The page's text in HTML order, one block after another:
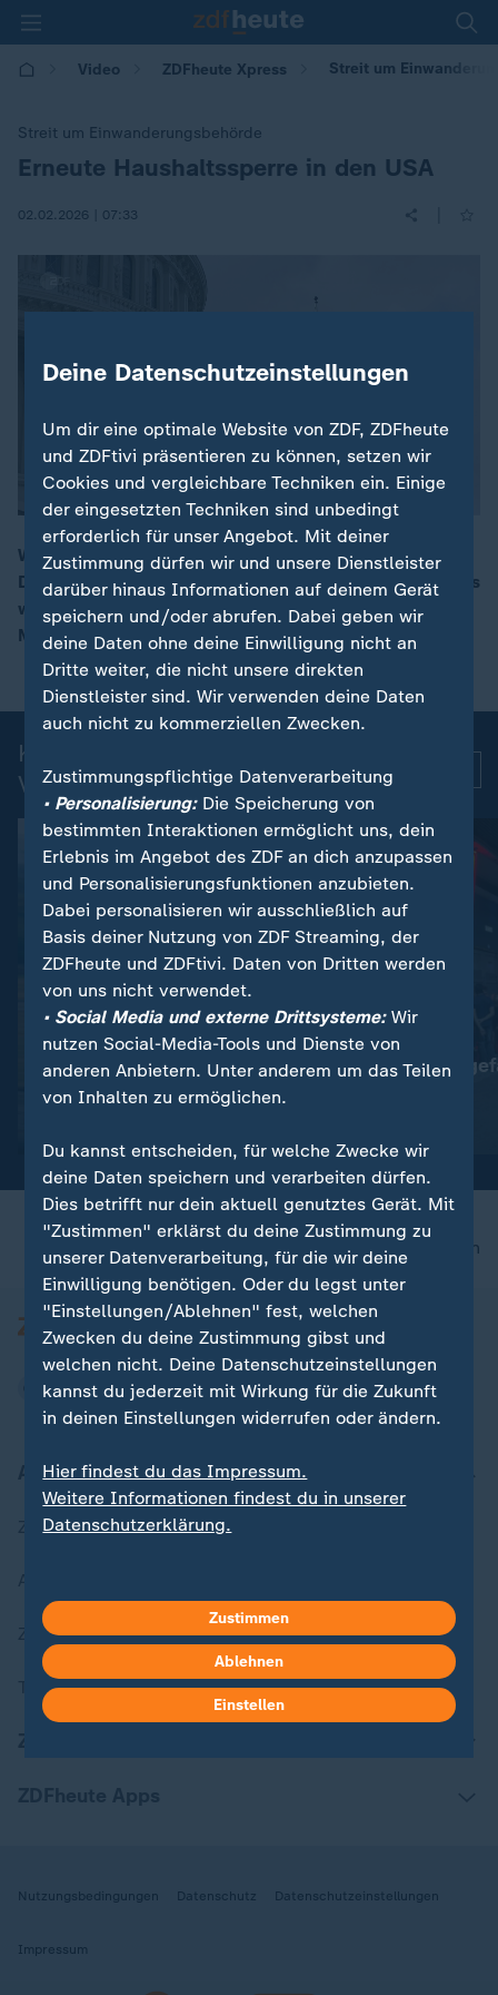
Video ZDFheute Xpress Streit um
Streit um Einwanderungsbehörde
:Erneute Haushaltssperre in den USA
02.02.2026 | 07:33
00:07
Wegen des Streits zwischen Republikanern und
Demokraten um die Einwanderungsbehörde ICE gibt es
wieder eine teilweise Haushaltssperre. Noch am
Montag soll es eine Übergangsfinanzierung geben.
Kurznachrichten: Aktuelle
Videos
Greenwashing oder Klimaschutz
Klimaversprechen beim
Fliegen
Berlin
Kostendruck
nach oben
Aktuell bei ZDFheute
Zuletzt veröffentlicht
ZDFheute Stories
Themen im Überblick
Nutzungsbedingungen Datenschutz Datenschutzeinstellungen
Impressum
Deine Datenschutzeinstellungen
Um dir eine optimale Website von ZDF, ZDFheute
und ZDFtivi präsentieren zu können, setzen wir
Cookies und vergleichbare Techniken ein. Einige
der eingesetzten Techniken sind unbedingt
erforderlich für unser Angebot. Mit deiner
Zustimmung dürfen wir und unsere Dienstleister
darüber hinaus Informationen auf deinem Gerät
speichern und/oder abrufen. Dabei geben wir
deine Daten ohne deine Einwilligung nicht an
Dritte weiter, die nicht unsere direkten
Dienstleister sind. Wir verwenden deine Daten
auch nicht zu kommerziellen Zwecken.
Zustimmungspflichtige Datenverarbeitung
• Personalisierung:Die Speicherung von
bestimmten Interaktionen ermöglicht uns, dein
Erlebnis im Angebot des ZDF an dich anzupassen
und Personalisierungsfunktionen anzubieten.
Dabei personalisieren wir ausschließlich auf
Basis deiner Nutzung von ZDF Streaming, der
ZDFheute und ZDFtivi. Daten von Dritten werden
von uns nicht verwendet.
• Social Media und externe Drittsysteme:Wir
nutzen Social-Media-Tools und Dienste von
anderen Anbietern. Unter anderem um das Teilen
von Inhalten zu ermöglichen.
Du kannst entscheiden, für welche Zwecke wir
deine Daten speichern und verarbeiten dürfen.
Dies betrifft nur dein aktuell genutztes Gerät. Mit
"Zustimmen" erklärst du deine Zustimmung zu
unserer Datenverarbeitung, für die wir deine
Einwilligung benötigen. Oder du legst unter
"Einstellungen/Ablehnen" fest, welchen
Zwecken du deine Zustimmung gibst und
welchen nicht. Deine Datenschutzeinstellungen
kannst du jederzeit mit Wirkung für die Zukunft
in deinen Einstellungen widerrufen oder ändern.
Hier findest du das Impressum.
Weitere Informationen findest du in unserer
Datenschutzerklärung.
Zustimmen
Ablehnen
Einstellen